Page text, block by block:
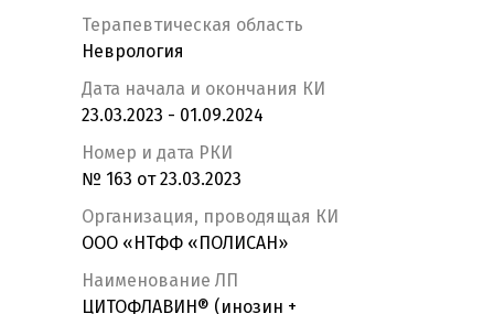
Терапевтическая область
Неврология
Дата начала и окончания КИ
23.03.2023 - 01.09.2024
Номер и дата РКИ
№ 163 от 23.03.2023
Организация, проводящая КИ
ООО «НТФФ «ПОЛИСАН»
Наименование ЛП
ЦИТОФЛАВИН® (инозин +